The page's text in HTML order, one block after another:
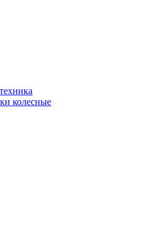
колесные